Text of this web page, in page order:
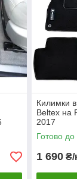
Килимки в
Beltex на
2017
Готово до
1 690 ₴/